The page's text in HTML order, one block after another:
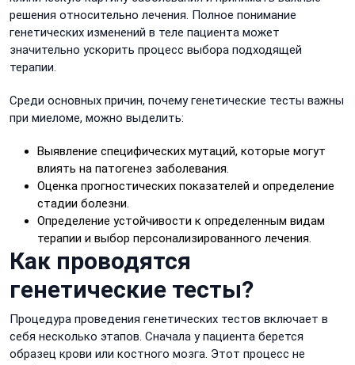
решения относительно лечения. Полное понимание
генетических изменений в теле пациента может
значительно ускорить процесс выбора подходящей
терапии.
Среди основных причин, почему генетические тесты важны
при миеломе, можно выделить:
Выявление специфических мутаций, которые могут
влиять на патогенез заболевания.
Оценка прогностических показателей и определение
стадии болезни.
Определение устойчивости к определенным видам
терапии и выбор персонализированного лечения.
Как проводятся
генетические тесты?
Процедура проведения генетических тестов включает в
себя несколько этапов. Сначала у пациента берется
образец крови или костного мозга. Этот процесс не